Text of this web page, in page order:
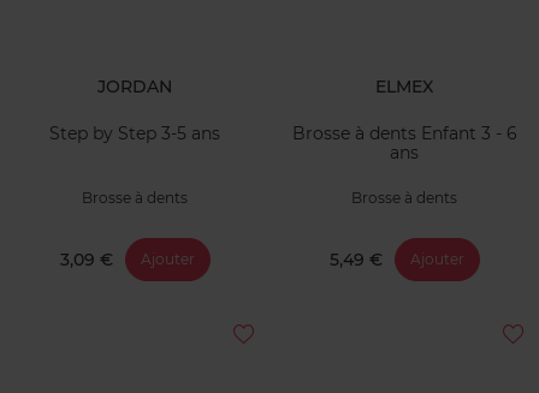
JORDAN
Step by Step 3-5 ans
Brosse à dents
3,09 € Ajouter
ELMEX
Brosse à dents Enfant 3 - 6
ans
Brosse à dents
5,49 € Ajouter